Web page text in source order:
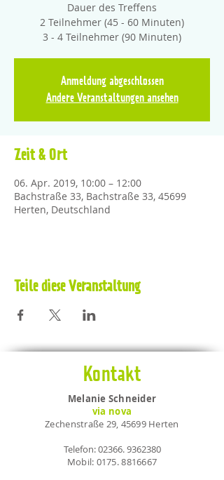
Dauer des Treffens
2 Teilnehmer (45 - 60 Minuten)
3 - 4 Teilnehmer (90 Minuten)
Anmeldung abgeschlossen
Andere Veranstaltungen ansehen
Zeit & Ort
06. Apr. 2019, 10:00 – 12:00
Bachstraße 33, Bachstraße 33, 45699
Herten, Deutschland
Teile diese Veranstaltung
Kontakt
Melanie Schneider
via nova
Zechenstraße 29, 45699 Herten
Telefon:02366. 9362380
Mobil: 0175. 8816667